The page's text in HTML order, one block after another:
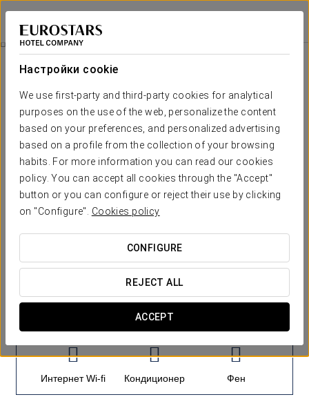
Настройки cookie
We use first-party and third-party cookies for analytical
purposes on the use of the web, personalize the content
based on your preferences, and personalized advertising
based on a profile from the collection of your browsing
habits. For more information you can read our cookies
policy. You can accept all cookies through the "Accept"
button or you can configure or reject their use by clicking
on "Configure". Cookies policy
CONFIGURE
REJECT ALL
ACCEPT
Crisol Conde Rodrigo
САЛАМАНКА - СЬЮДАД-РОДРИГО
Номера
Необходимые вам комфорт и
отдых
Все номера оформлены в классическом стиле и дышат
уютом , позволяя погрузиться своим гостям в атмосферу
спокойствия и расслабиться во время их пребывания в
отеле Crisol Conde Rodrigo.
В них вы найдете лучшие удобства и услуги для
ОСНОВНЫЕ УСЛУГИ
номера
Интернет Wi-fi Кондиционер Фен